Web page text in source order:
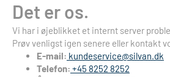
Det er os.
Vi har i øjeblikket et internt server
Prøv venligst igen senere eller kontakt
E-mail: kundeservice@silvan.dk
Telefon: +45 8252 8252